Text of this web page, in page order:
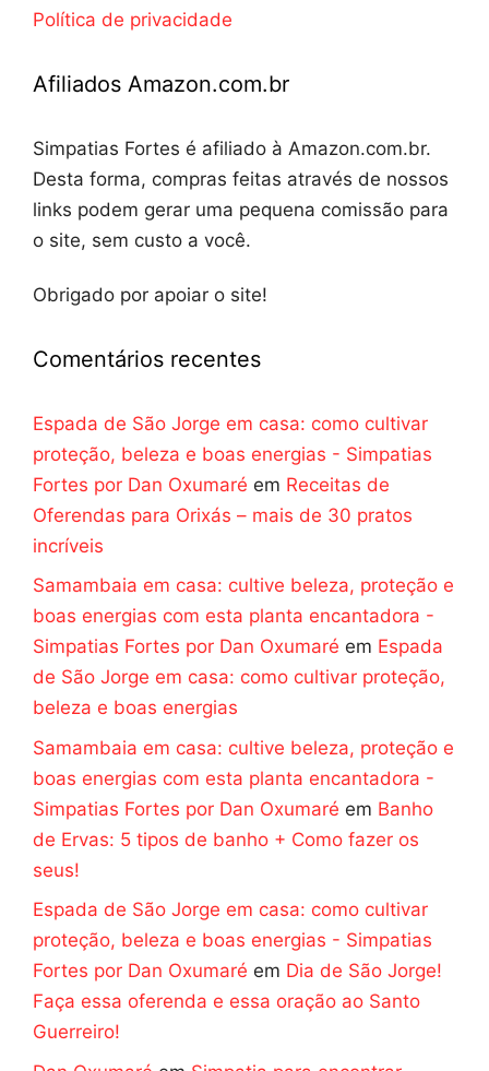
Política de privacidade
Afiliados Amazon.com.br
Simpatias Fortes é afiliado à Amazon.com.br.
Desta forma, compras feitas através de nossos
links podem gerar uma pequena comissão para
o site, sem custo a você.
Obrigado por apoiar o site!
Comentários recentes
Espada de São Jorge em casa: como cultivar
proteção, beleza e boas energias - Simpatias
Fortes por Dan Oxumaré em Receitas de
Oferendas para Orixás – mais de 30 pratos
incríveis
Samambaia em casa: cultive beleza, proteção e
boas energias com esta planta encantadora -
Simpatias Fortes por Dan Oxumaré em Espada
de São Jorge em casa: como cultivar proteção,
beleza e boas energias
Samambaia em casa: cultive beleza, proteção e
boas energias com esta planta encantadora -
Simpatias Fortes por Dan Oxumaré em Banho
de Ervas: 5 tipos de banho + Como fazer os
seus!
Espada de São Jorge em casa: como cultivar
proteção, beleza e boas energias - Simpatias
Fortes por Dan Oxumaré em Dia de São Jorge!
Faça essa oferenda e essa oração ao Santo
Guerreiro!